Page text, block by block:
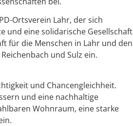
Ortsverein Lahr, der sich
und eine solidarische Gesellschaft
für die Menschen in Lahr und den
und Sulz ein.
und Chancengleichheit.
und eine nachhaltige
Wohnraum, eine starke